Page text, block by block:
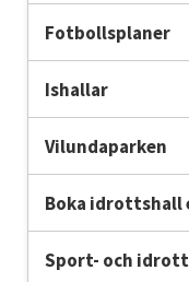
Fotbollsplaner
Ishallar
Vilundaparken
Boka
Sport- och